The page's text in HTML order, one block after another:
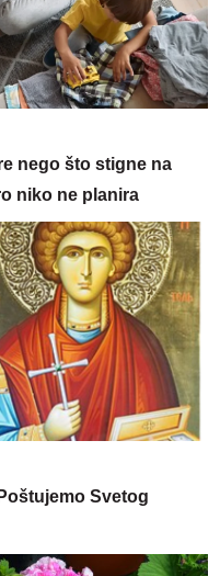
nego što stigne na
niko ne planira
Svetog